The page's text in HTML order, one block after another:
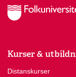
Kurser &
Distanskurser